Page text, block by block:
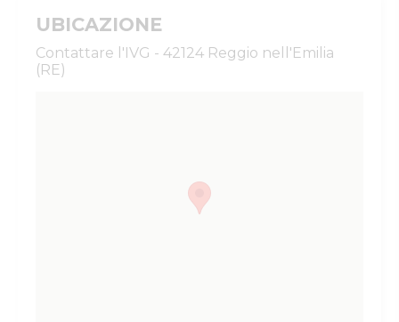
UBICAZIONE
Contattare l'IVG - 42124 Reggio nell'Emilia
(RE)